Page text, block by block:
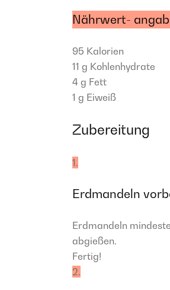
Nährwert-
95 Kalorien
11 g Kohlenhydrate
4 g Fett
1 g Eiweiß
Zubereitung
1.
Erdmandeln
Erdmandeln
abgießen.
Fertig!
2.